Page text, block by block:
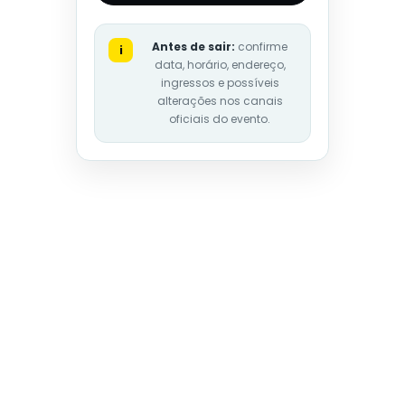
i Antes de sair: confirme
data, horário, endereço,
ingressos e possíveis
alterações nos canais
oficiais do evento.